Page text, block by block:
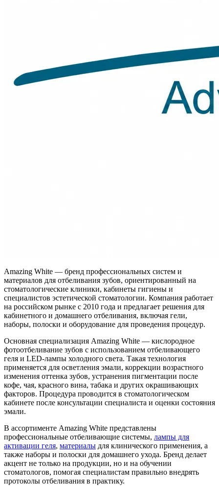
Amazing White — бренд профессиональных систем и
материалов для отбеливания зубов, ориентированный на
стоматологические клиники, кабинеты гигиены и
специалистов эстетической стоматологии. Компания работает
на российском рынке с 2010 года и предлагает решения для
кабинетного и домашнего отбеливания, включая гели,
наборы, полоски и оборудование для проведения процедур.
Основная специализация Amazing White — кислородное
фотоотбеливание зубов с использованием отбеливающего
геля и LED-лампы холодного света. Такая технология
применяется для осветления эмали, коррекции возрастного
изменения оттенка зубов, устранения пигментации после
кофе, чая, красного вина, табака и других окрашивающих
факторов. Процедура проводится в стоматологическом
кабинете после консультации специалиста и оценки состояния
эмали.
В ассортименте Amazing White представлены
профессиональные отбеливающие системы, лампы для
активации геля, материалы для клинического применения, а
также наборы и полоски для домашнего ухода. Бренд делает
акцент не только на продукции, но и на обучении
стоматологов, помогая специалистам правильно внедрять
протоколы отбеливания в практику.